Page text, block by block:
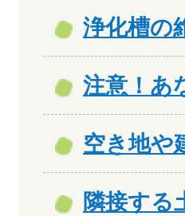
浄化槽の
注意！あ
空き地や
隣接する